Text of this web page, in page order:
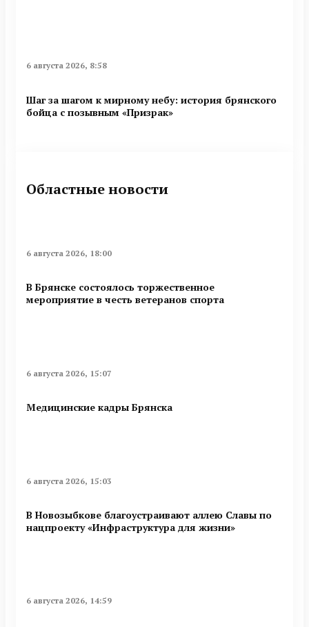
6 августа 2026, 8:58
Шаг за шагом к мирному небу: история брянского
бойца с позывным «Призрак»
Областные новости
6 августа 2026, 18:00
В Брянске состоялось торжественное
мероприятие в честь ветеранов спорта
6 августа 2026, 15:07
Медицинские кадры Брянска
6 августа 2026, 15:03
В Новозыбкове благоустраивают аллею Славы по
нацпроекту «Инфраструктура для жизни»
6 августа 2026, 14:59